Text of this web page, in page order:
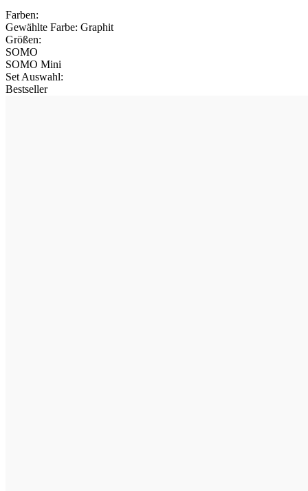
Farben:
Gewählte Farbe: Graphit
Größen:
SOMO
SOMO Mini
Set Auswahl:
Bestseller